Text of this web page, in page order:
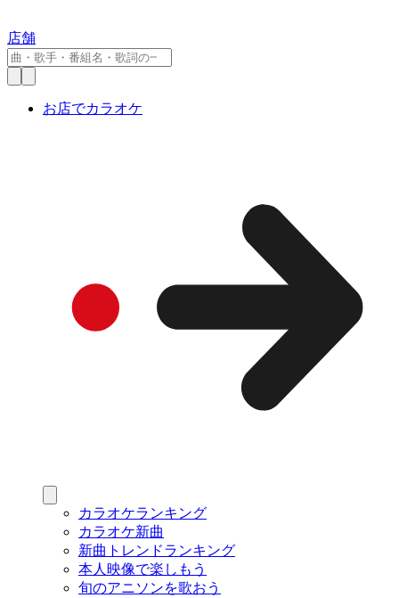
店舗
お店でカラオケ
カラオケランキング
カラオケ新曲
新曲トレンドランキング
本人映像で楽しもう
旬のアニソンを歌おう